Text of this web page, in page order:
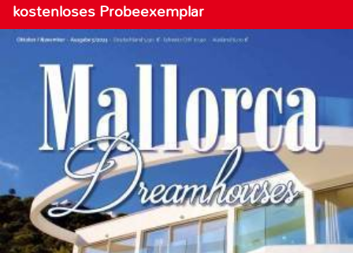
kostenloses Probeexemplar